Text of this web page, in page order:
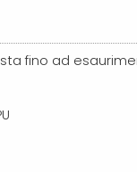
fino ad